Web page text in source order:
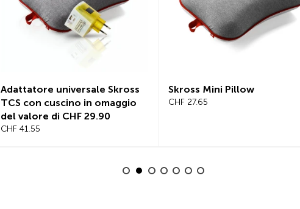
Adattatore universale Skross
TCS con cuscino in omaggio
del valore di CHF 29.90
CHF 41.55
Skross Mini Pillow
CHF 27.65